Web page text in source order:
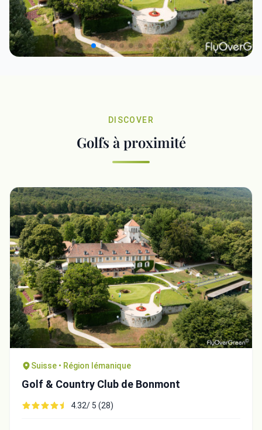
DISCOVER
Golfs à proximité
Suisse • Région lémanique
Golf & Country Club de Bonmont
4.32/ 5 (28)